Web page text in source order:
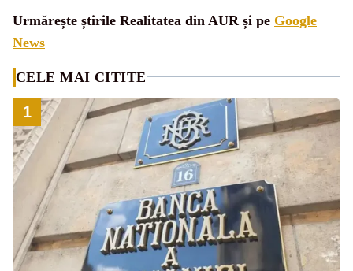
Urmărește știrile Realitatea din AUR și pe Google
News
CELE MAI CITITE
1